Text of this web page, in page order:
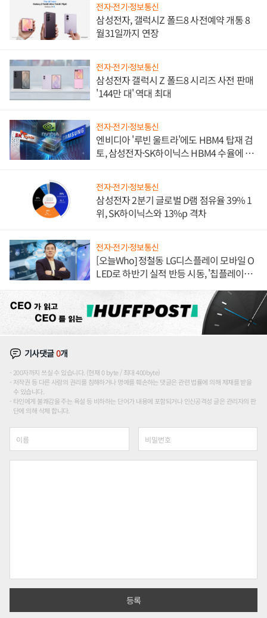
전자·전기·정보통신
삼성전자, 갤럭시Z 폴드8 사전예약 개통 8
월31일까지 연장
전자·전기·정보통신
삼성전자 갤럭시 Z 폴드8 시리즈 사전 판매
'144만 대' 역대 최대
전자·전기·정보통신
엔비디아 '루빈 울트라'에도 HBM4 탑재 검
토, 삼성전자·SK하이닉스 HBM4 수율에 주
전자·전기·정보통신
삼성전자 2분기 글로벌 D램 점유율 39% 1
위, SK하이닉스와 13%p 격차
전자·전기·정보통신
[오늘Who] 정철동 LG디스플레이 모바일 O
LED로 하반기 실적 반등 시동, '칩플레이
기사댓글0개
200자까지 쓰실 수 있습니다. (현재 0 byte / 최대 400byte)
저작권 등 다른 사람의 권리를 침해하거나 명예를 훼손하는 댓글은 관련 법률에 의해 제재를 받을
수 있습니다.
타인에게 불쾌감을 주는 욕설 등 비하하는 단어가 내용에 포함되거나 인신공격성 글은 관리자의 판
단에 의해 삭제 합니다.